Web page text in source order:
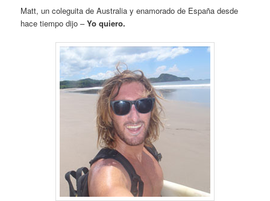
Matt, un coleguita de Australia y enamorado de España desde
hace tiempo dijo –Yo quiero.